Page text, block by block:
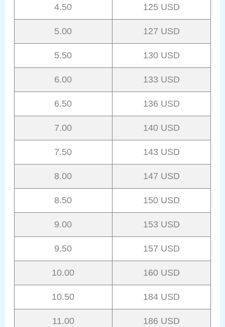
4.50 125 USD
5.00 127 USD
5.50 130 USD
6.00 133 USD
6.50 136 USD
7.00 140 USD
7.50 143 USD
8.00 147 USD
8.50 150 USD
9.00 153 USD
9.50 157 USD
10.00 160 USD
10.50 184 USD
11.00 186 USD